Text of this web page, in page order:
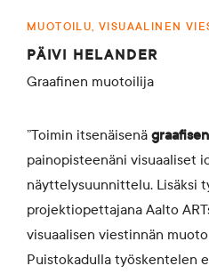
MUOTOILU, VISUAALINEN
PÄIVI HELANDER
Graafinen muotoilija
”Toimin itsenäisenä
painopisteenäni visuaaliset
näyttelysuunnittelu. Lisäksi
projektiopettajana Aalto
visuaalisen viestinnän
Puistokadulla työskentelen